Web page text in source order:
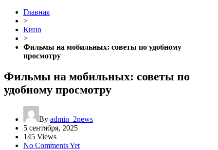
Главная
>
Кино
>
Фильмы на мобильных: советы по удобному
просмотру
Фильмы на мобильных: советы по
удобному просмотру
By admin_2news
5 сентября, 2025
145 Views
No Comments Yet